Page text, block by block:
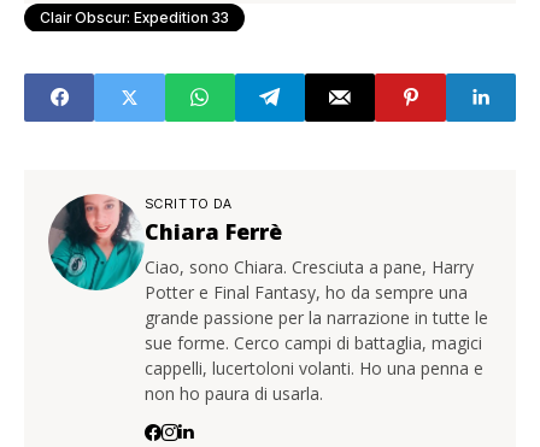
Clair Obscur: Expedition 33
SCRITTO DA
Chiara Ferrè
Ciao, sono Chiara. Cresciuta a pane, Harry
Potter e Final Fantasy, ho da sempre una
grande passione per la narrazione in tutte le
sue forme. Cerco campi di battaglia, magici
cappelli, lucertoloni volanti. Ho una penna e
non ho paura di usarla.